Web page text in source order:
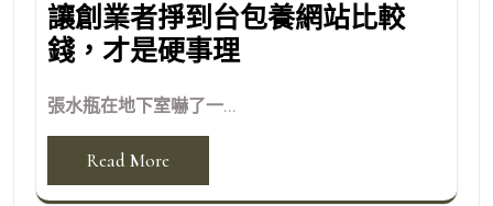
讓創業者掙到台包養網站比較
錢，才是硬事理
張水瓶在地下室嚇了一...
Read More